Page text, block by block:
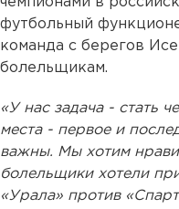
футбольный
команда с берегов
болельщикам.
«У нас задача - стать
места - первое и
важны. Мы хотим
болельщики хотели
«Урала» против